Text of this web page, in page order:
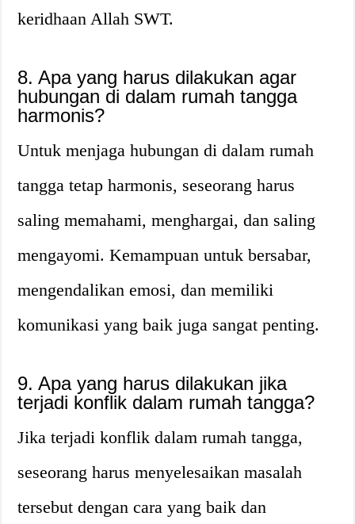
keridhaan Allah SWT.
8. Apa yang harus dilakukan agar
hubungan di dalam rumah tangga
harmonis?
Untuk menjaga hubungan di dalam rumah
tangga tetap harmonis, seseorang harus
saling memahami, menghargai, dan saling
mengayomi. Kemampuan untuk bersabar,
mengendalikan emosi, dan memiliki
komunikasi yang baik juga sangat penting.
9. Apa yang harus dilakukan jika
terjadi konflik dalam rumah tangga?
Jika terjadi konflik dalam rumah tangga,
seseorang harus menyelesaikan masalah
tersebut dengan cara yang baik dan